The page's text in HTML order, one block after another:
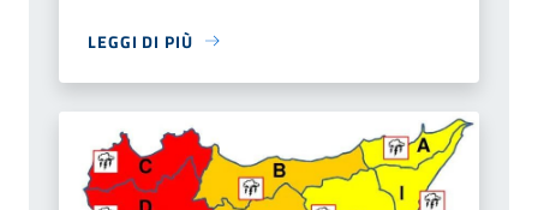
LEGGI DI PIÙ